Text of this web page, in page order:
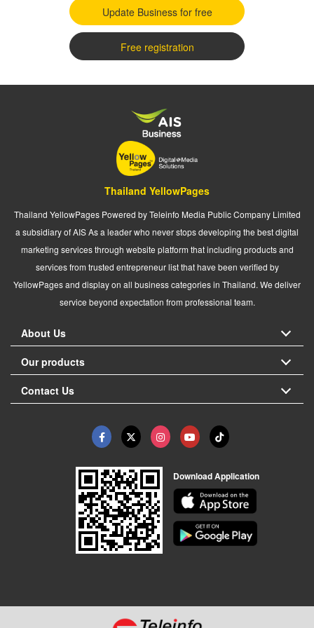
Update Business for free
Free registration
Thailand YellowPages
Thailand YellowPages Powered by Teleinfo Media Public Company Limited
a subsidiary of AIS As a leader who never stops developing the best digital
marketing services through website platform that including products and
services from trusted entrepreneur list that have been verified by
YellowPages and display on all business categories in Thailand. We deliver
service beyond expectation from professional team.
About Us
Our products
Contact Us
Download Application